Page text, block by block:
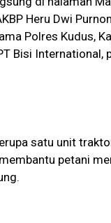
Heru Dwi
Polres Kudus,
Bisi
satu unit
petani